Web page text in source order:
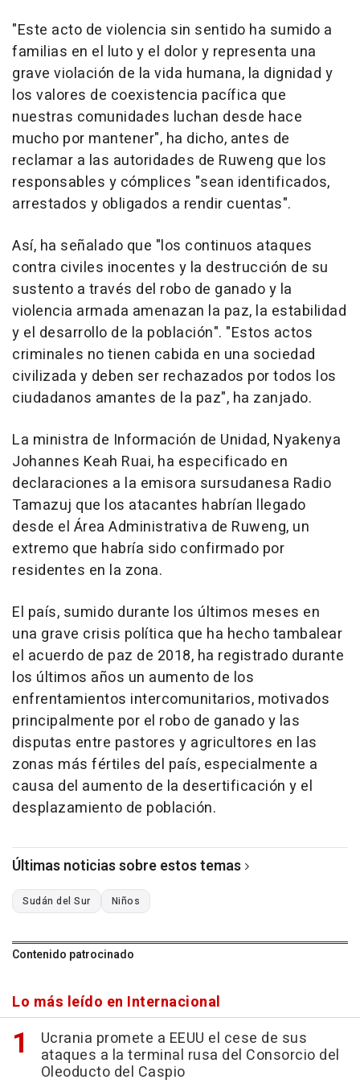
"Este acto de violencia sin sentido ha sumido a
familias en el luto y el dolor y representa una
grave violación de la vida humana, la dignidad y
los valores de coexistencia pacífica que
nuestras comunidades luchan desde hace
mucho por mantener", ha dicho, antes de
reclamar a las autoridades de Ruweng que los
responsables y cómplices "sean identificados,
arrestados y obligados a rendir cuentas".
Así, ha señalado que "los continuos ataques
contra civiles inocentes y la destrucción de su
sustento a través del robo de ganado y la
violencia armada amenazan la paz, la estabilidad
y el desarrollo de la población". "Estos actos
criminales no tienen cabida en una sociedad
civilizada y deben ser rechazados por todos los
ciudadanos amantes de la paz", ha zanjado.
La ministra de Información de Unidad, Nyakenya
Johannes Keah Ruai, ha especificado en
declaraciones a la emisora sursudanesa Radio
Tamazuj que los atacantes habrían llegado
desde el Área Administrativa de Ruweng, un
extremo que habría sido confirmado por
residentes en la zona.
El país, sumido durante los últimos meses en
una grave crisis política que ha hecho tambalear
el acuerdo de paz de 2018, ha registrado durante
los últimos años un aumento de los
enfrentamientos intercomunitarios, motivados
principalmente por el robo de ganado y las
disputas entre pastores y agricultores en las
zonas más fértiles del país, especialmente a
causa del aumento de la desertificación y el
desplazamiento de población.
Últimas noticias sobre estos temas
Sudán del Sur Niños
Contenido patrocinado
Lo más leído en Internacional
Ucrania promete a EEUU el cese de sus
ataques a la terminal rusa del Consorcio del
Oleoducto del Caspio